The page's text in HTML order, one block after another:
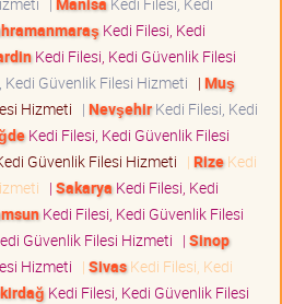
Kedi Filesi, Kedi
Kedi Filesi, Kedi Güvenlik Filesi
Kedi Güvenlik Filesi Hizmeti | Muş
Hizmeti | NevşehirKedi Filesi, Kedi
Kedi Filesi, Kedi Güvenlik Filesi
Güvenlik Filesi Hizmeti | RizeKedi
| Sakarya Kedi Filesi, Kedi
Kedi Filesi, Kedi Güvenlik Filesi
Güvenlik Filesi Hizmeti | Sinop
Hizmeti | SivasKedi Filesi, Kedi
Kedi Filesi, Kedi Güvenlik Filesi